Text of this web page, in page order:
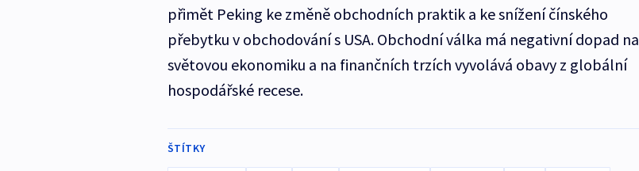
přimět Peking ke změně obchodních praktik a ke snížení čínského
přebytku v obchodování s USA. Obchodní válka má negativní dopad na
světovou ekonomiku a na finančních trzích vyvolává obavy z globální
hospodářské recese.
ŠTÍTKY